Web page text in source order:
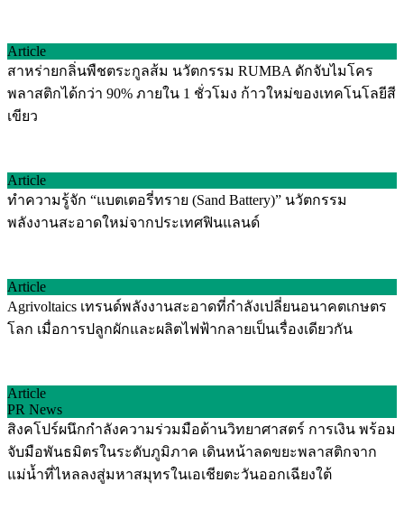
Article
สาหร่ายกลิ่นพืชตระกูลส้ม นวัตกรรม RUMBA ดักจับไมโคร
พลาสติกได้กว่า 90% ภายใน 1 ชั่วโมง ก้าวใหม่ของเทคโนโลยีสี
เขียว
Article
ทำความรู้จัก “แบตเตอรี่ทราย (Sand Battery)” นวัตกรรม
พลังงานสะอาดใหม่จากประเทศฟินแลนด์
Article
Agrivoltaics เทรนด์พลังงานสะอาดที่กำลังเปลี่ยนอนาคตเกษตร
โลก เมื่อการปลูกผักและผลิตไฟฟ้ากลายเป็นเรื่องเดียวกัน
Article
PR News
สิงคโปร์ผนึกกำลังความร่วมมือด้านวิทยาศาสตร์ การเงิน พร้อม
จับมือพันธมิตรในระดับภูมิภาค เดินหน้าลดขยะพลาสติกจาก
แม่น้ำที่ไหลลงสู่มหาสมุทรในเอเชียตะวันออกเฉียงใต้